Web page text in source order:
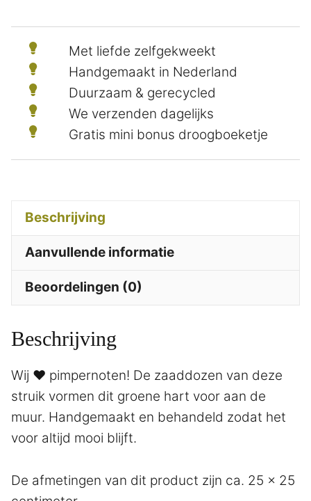
Met liefde zelfgekweekt
Handgemaakt in Nederland
Duurzaam & gerecycled
We verzenden dagelijks
Gratis mini bonus droogboeketje
Beschrijving
Aanvullende informatie
Beoordelingen (0)
Beschrijving
Wij ♥ pimpernoten! De zaaddozen van deze
struik vormen dit groene hart voor aan de
muur. Handgemaakt en behandeld zodat het
voor altijd mooi blijft.
De afmetingen van dit product zijn ca. 25 x 25